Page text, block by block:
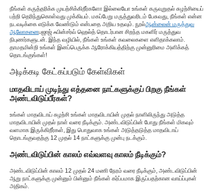
நீங்கள் கருத்தரிக்க முயற்சிக்கிறீர்களோ இல்லையோ உங்கள் கருவுறுதல் சுழற்சியைப்
பற்றி தெரிந்துகொள்வது முக்கியம். மகப்பேறு மருத்துவரிடம் பேசுவது, நீங்கள் என்ன
நடவடிக்கை எடுக்க வேண்டும் என்பதை அறிய உதவும். நூல்ஆன்லைன் மருத்துவ
ஆலோசனைபஜாஜ் ஃபின்சர்வ் ஹெல்த் தொடர்பான சிறந்த மகளிர் மருத்துவ
நிபுணர்களுடன். இந்த வழியில், நீங்கள் உங்கள் கவலைகளை எளிதாக்கலாம்.
தாமதமின்றி உங்கள் இனப்பெருக்க ஆரோக்கியத்திற்கு முன்னுரிமை அளிக்கத்
தொடங்குங்கள்!
அடிக்கடி கேட்கப்படும் கேள்விகள்
மாதவிடாய் முடிந்து எத்தனை நாட்களுக்குப் பிறகு நீங்கள்
அண்டவிடுப்பீர்கள்?
உங்கள் மாதவிடாய் சுழற்சி உங்கள் மாதவிடாயின் முதல் நாளிலிருந்து அடுத்த
மாதவிடாயின் முதல் நாள் வரை நீடிக்கும். அண்டவிடுப்பின் போது நீங்கள் மிகவும்
வளமாக இருக்கிறீர்கள், இது பொதுவாக உங்கள் அடுத்தடுத்த மாதவிடாய்
தொடங்குவதற்கு 12 முதல் 14 நாட்களுக்கு முன்பு நடக்கும்.
அண்டவிடுப்பின் காலம் எவ்வளவு காலம் நீடிக்கும்?
அண்டவிடுப்பின் காலம் 12 முதல் 24 மணி நேரம் வரை நீடிக்கும், அண்டவிடுப்பின்
ஆறு நாட்களுக்கு முன்னும் பின்னும் நீங்கள் கர்ப்பமாக இருப்பதற்கான வாய்ப்புகள்
அதிகம்.